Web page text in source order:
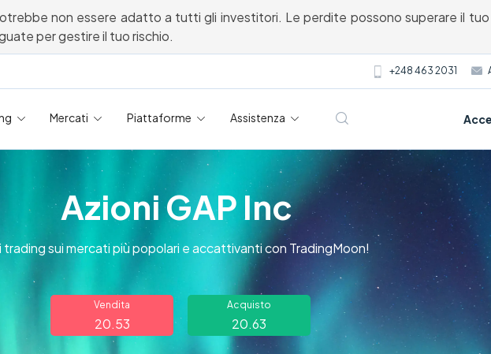
non essere adatto a tutti gli investitori. Le perdite possono superare il tuo
per gestire il tuo rischio.
+248 463 2031
Mercati Piattaforme Assistenza
Azioni GAP Inc
trading sui mercati più popolari e accattivanti con TradingMoon!
Vendita
20.53
Acquisto
20.63